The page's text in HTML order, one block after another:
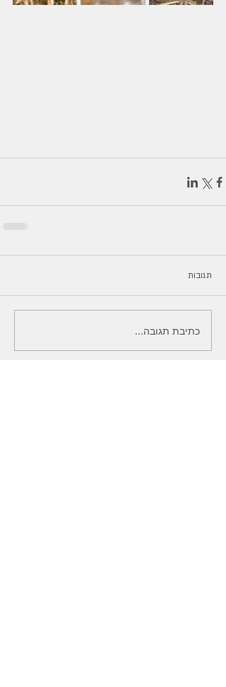
תגובות
כתיבת תגובה...